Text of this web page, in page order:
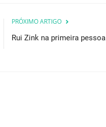
PRÓXIMO ARTIGO
Rui Zink na primeira pessoa